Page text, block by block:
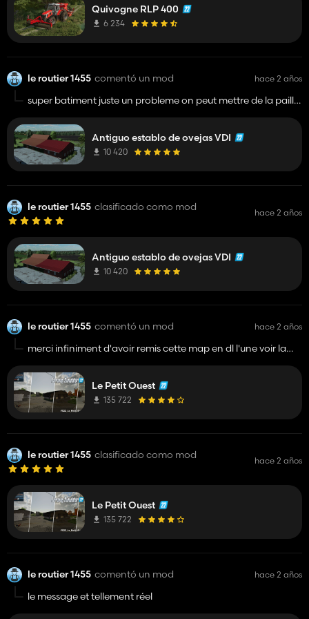
ca qu'on a qu'elle que chose
Quivogne RLP 400
6 234
le routier 1455 comentó un mod hace 2 años
super batiment juste un probleme on peut mettre de la paille
fumiere
Antiguo establo de ovejas VDI
10 420
le routier 1455 clasificado como mod hace 2 años
Antiguo establo de ovejas VDI
10 420
le routier 1455 comentó un mod hace 2 años
merci infiniment d'avoir remis cette map en dl l'une voir la
Le Petit Ouest
135 722
le routier 1455 clasificado como mod hace 2 años
Le Petit Ouest
135 722
le routier 1455 comentó un mod hace 2 años
le message et tellement réel